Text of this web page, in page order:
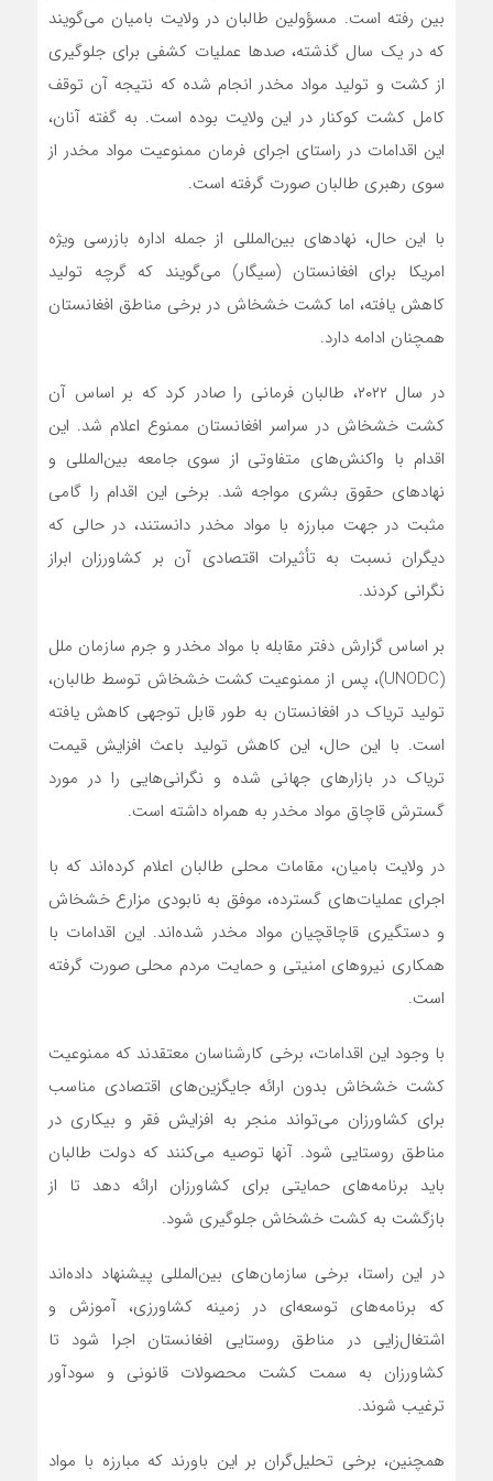
بین رفته است. مسؤولین طالبان در ولایت بامیان می‌گویند
که در یک‌ سال گذشته، صدها عملیات کشفی برای جلوگیری
از کشت و تولید مواد مخدر انجام شده که نتیجه آن توقف
کامل کشت کوکنار در این ولایت بوده است. به گفته آنان،
این اقدامات در راستای اجرای فرمان ممنوعیت مواد مخدر از
سوی رهبری طالبان صورت گرفته است.
با این حال، نهادهای بین‌المللی از جمله اداره بازرسی ویژه
امریکا برای افغانستان (سیگار) می‌گویند که گرچه تولید
کاهش یافته، اما کشت خشخاش در برخی مناطق افغانستان
همچنان ادامه دارد.
در سال ۲۰۲۲، طالبان فرمانی را صادر کرد که بر اساس آن
کشت خشخاش در سراسر افغانستان ممنوع اعلام شد. این
اقدام با واکنش‌های متفاوتی از سوی جامعه بین‌المللی و
نهادهای حقوق بشری مواجه شد. برخی این اقدام را گامی
مثبت در جهت مبارزه با مواد مخدر دانستند، در حالی که
دیگران نسبت به تأثیرات اقتصادی آن بر کشاورزان ابراز
نگرانی کردند.
بر اساس گزارش دفتر مقابله با مواد مخدر و جرم سازمان ملل
(UNODC)، پس از ممنوعیت کشت خشخاش توسط طالبان،
تولید تریاک در افغانستان به طور قابل توجهی کاهش یافته
است. با این حال، این کاهش تولید باعث افزایش قیمت
تریاک در بازارهای جهانی شده و نگرانی‌هایی را در مورد
گسترش قاچاق مواد مخدر به همراه داشته است.
در ولایت بامیان، مقامات محلی طالبان اعلام کرده‌اند که با
اجرای عملیات‌های گسترده، موفق به نابودی مزارع خشخاش
و دستگیری قاچاقچیان مواد مخدر شده‌اند. این اقدامات با
همکاری نیروهای امنیتی و حمایت مردم محلی صورت گرفته
است.
با وجود این اقدامات، برخی کارشناسان معتقدند که ممنوعیت
کشت خشخاش بدون ارائه جایگزین‌های اقتصادی مناسب
برای کشاورزان می‌تواند منجر به افزایش فقر و بیکاری در
مناطق روستایی شود. آنها توصیه می‌کنند که دولت طالبان
باید برنامه‌های حمایتی برای کشاورزان ارائه دهد تا از
بازگشت به کشت خشخاش جلوگیری شود.
در این راستا، برخی سازمان‌های بین‌المللی پیشنهاد داده‌اند
که برنامه‌های توسعه‌ای در زمینه کشاورزی، آموزش و
اشتغال‌زایی در مناطق روستایی افغانستان اجرا شود تا
کشاورزان به سمت کشت محصولات قانونی و سودآور
ترغیب شوند.
همچنین، برخی تحلیل‌گران بر این باورند که مبارزه با مواد